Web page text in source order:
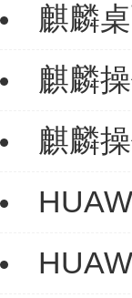
麒麟
麒麟
麒麟